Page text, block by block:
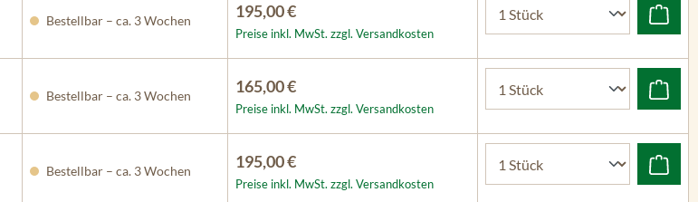
Bestellbar – ca. 3 Wochen 195,00 €
Preise inkl. MwSt. zzgl. Versandkosten
Bestellbar – ca. 3 Wochen 165,00 €
Preise inkl. MwSt. zzgl. Versandkosten
Bestellbar – ca. 3 Wochen 195,00 €
Preise inkl. MwSt. zzgl. Versandkosten